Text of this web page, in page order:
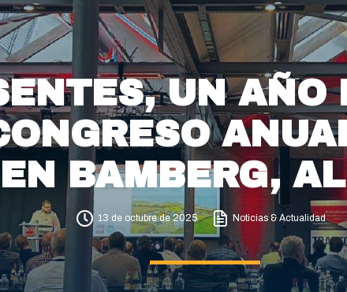
UN AÑO
EN BAMBERG,
13 de octubre de 2025 Noticias & Actualidad